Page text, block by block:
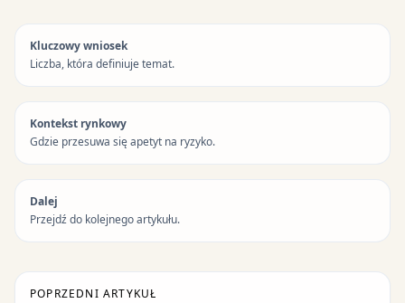
Kluczowy wniosek
Liczba, która definiuje temat.
Kontekst rynkowy
Gdzie przesuwa się apetyt na ryzyko.
Dalej
Przejdź do kolejnego artykułu.
POPRZEDNI ARTYKUŁ